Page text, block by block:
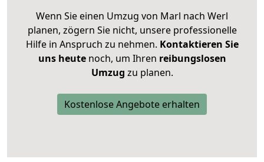
Wenn Sie einen Umzug von Marl nach Werl
planen, zögern Sie nicht, unsere professionelle
Hilfe in Anspruch zu nehmen. Kontaktieren Sie
uns heutenoch, um Ihren reibungslosen
Umzug zu planen.
Kostenlose Angebote erhalten